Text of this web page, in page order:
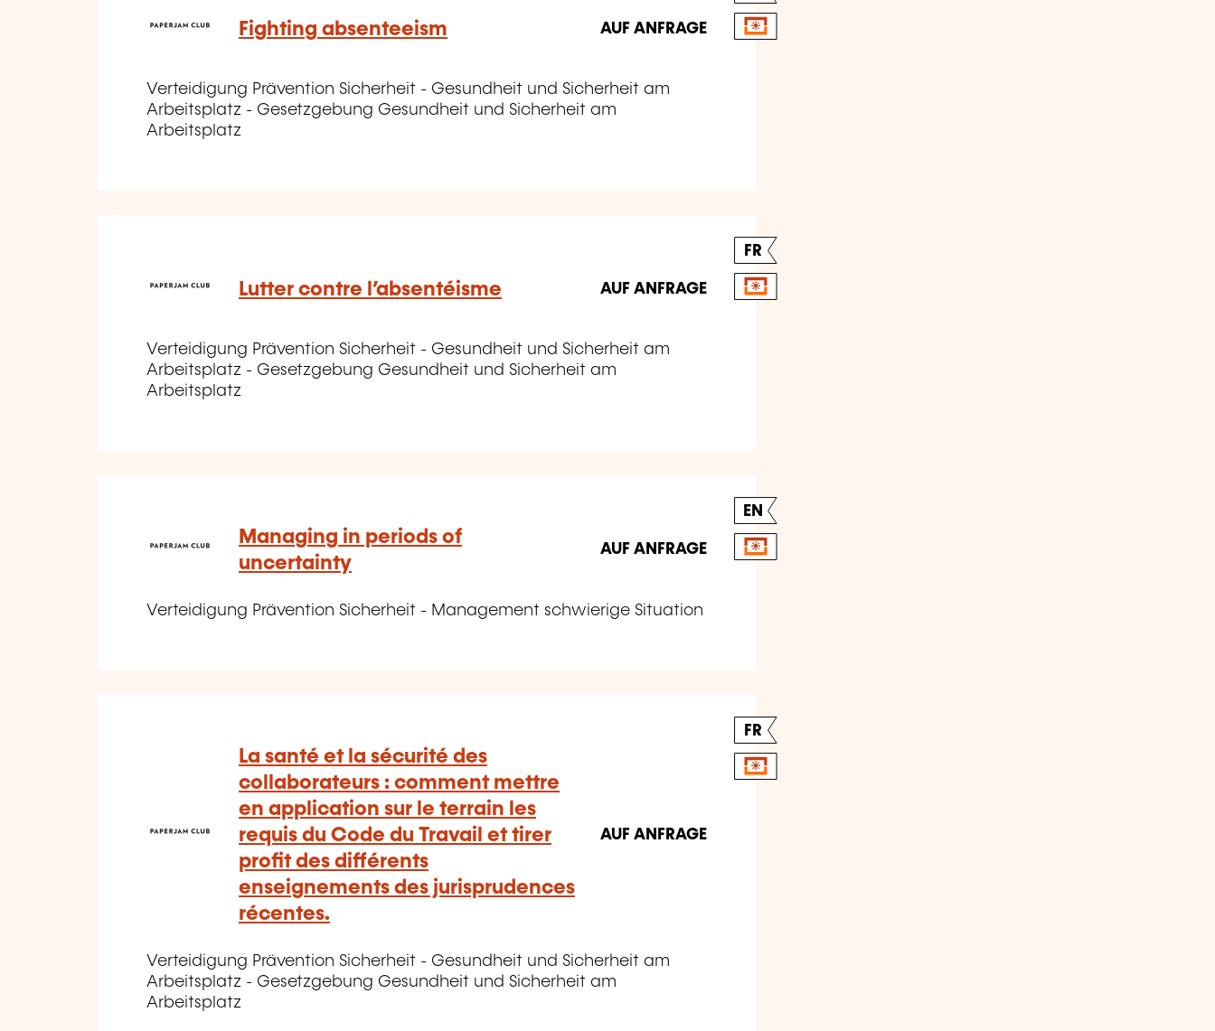
Fighting absenteeism AUF ANFRAGE
Verteidigung Prävention Sicherheit - Gesundheit und Sicherheit am
Arbeitsplatz - Gesetzgebung Gesundheit und Sicherheit am
Arbeitsplatz
FR
Lutter contre l’absentéisme AUF ANFRAGE
Verteidigung Prävention Sicherheit - Gesundheit und Sicherheit am
Arbeitsplatz - Gesetzgebung Gesundheit und Sicherheit am
Arbeitsplatz
EN
Managing in periods of
uncertainty
AUF ANFRAGE
Verteidigung Prävention Sicherheit - Management schwierige Situation
FR
La santé et la sécurité des
collaborateurs : comment mettre
en application sur le terrain les
requis du Code du Travail et tirer
profit des différents
enseignements des jurisprudences
récentes.
AUF ANFRAGE
Verteidigung Prävention Sicherheit - Gesundheit und Sicherheit am
Arbeitsplatz - Gesetzgebung Gesundheit und Sicherheit am
Arbeitsplatz